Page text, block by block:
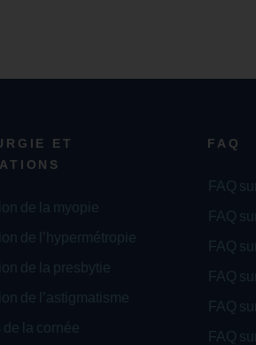
ET
de la myopie
de l’hypermétropie
de la presbytie
de l’astigmatisme
de la cornée
FAQ
FAQ
FAQ
FAQ
FAQ
FAQ
FAQ